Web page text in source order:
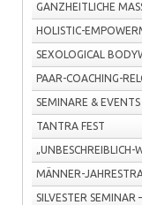
GANZHEITLICHE
HOLISTIC-
SEXOLOGICAL
PAAR-COACHING-
SEMINARE & EVENTS
TANTRA FEST
„UNBESCHREIBLICH-
MÄNNER-
SILVESTER SEMINAR